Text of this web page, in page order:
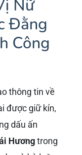
Nữ
Đằng
Công
thông tin về
được giữ kín,
dấu ấn
Hươngtrong